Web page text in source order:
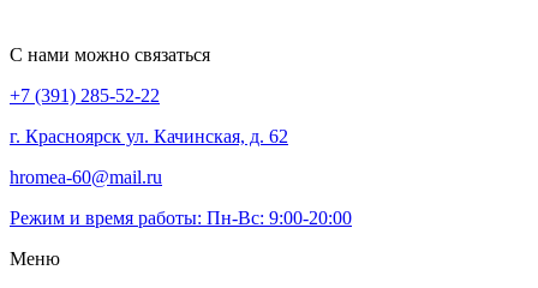
С нами можно связаться
+7 (391) 285-52-22
г. Красноярск ул. Качинская, д. 62
hromea-60@mail.ru
Режим и время работы: Пн-Вс: 9:00-20:00
Меню